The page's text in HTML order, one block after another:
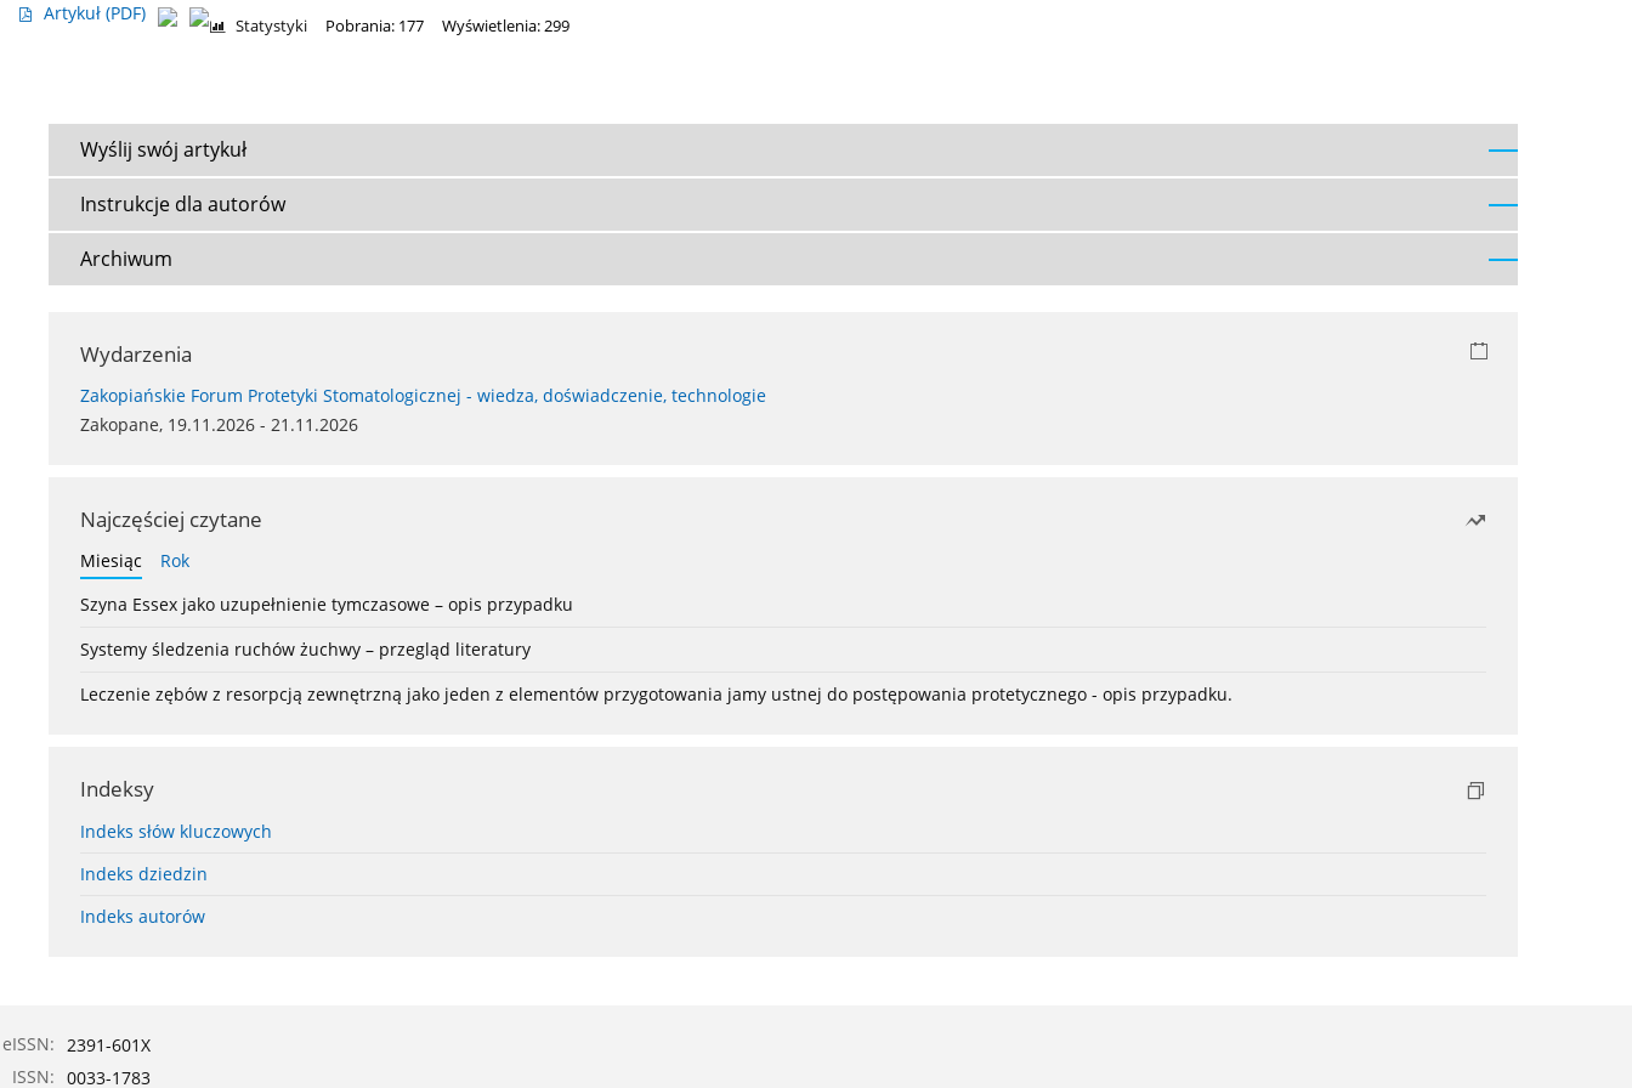
Artykuł (PDF)
Statystyki Pobrania: 177 Wyświetlenia: 299
Wyślij swój artykuł
Instrukcje dla autorów
Archiwum
Wydarzenia
Zakopiańskie Forum Protetyki Stomatologicznej - wiedza, doświadczenie, technologie
Zakopane, 19.11.2026 - 21.11.2026
Najczęściej czytane
Miesiąc
Rok
Szyna Essex jako uzupełnienie tymczasowe – opis przypadku
Systemy śledzenia ruchów żuchwy – przegląd literatury
Leczenie zębów z resorpcją zewnętrzną jako jeden z elementów przygotowania jamy ustnej do postępowania protetycznego - opis przypadku.
Indeksy
Indeks słów kluczowych
Indeks dziedzin
Indeks autorów
eISSN: 2391-601X
ISSN: 0033-1783